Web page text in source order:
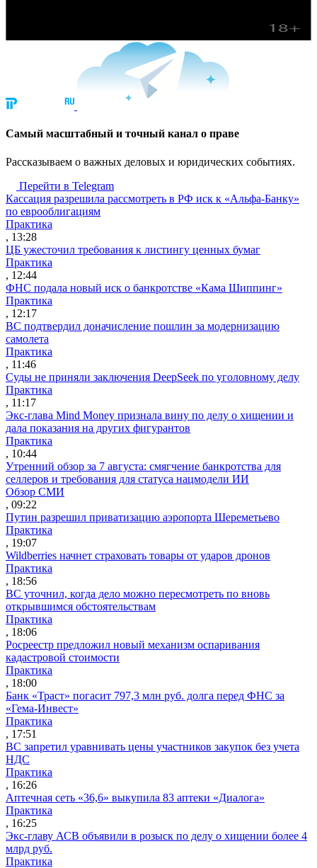
Cамый масштабный и точный канал о праве
Рассказываем о важных деловых и юридических событиях.
Перейти в Telegram
Кассация разрешила рассмотреть в РФ иск к «Альфа-Банку»
по еврооблигациям
Практика
, 13:28
ЦБ ужесточил требования к листингу ценных бумаг
Практика
, 12:44
ФНС подала новый иск о банкротстве «Кама Шиппинг»
Практика
, 12:17
ВС подтвердил доначисление пошлин за модернизацию
самолета
Практика
, 11:46
Суды не приняли заключения DeepSeek по уголовному делу
Практика
, 11:17
Экс-глава Mind Money признала вину по делу о хищении и
дала показания на других фигурантов
Практика
, 10:44
Утренний обзор за 7 августа: смягчение банкротства для
селлеров и требования для статуса нацмодели ИИ
Обзор СМИ
, 09:22
Путин разрешил приватизацию аэропорта Шереметьево
Практика
, 19:07
Wildberries начнет страховать товары от ударов дронов
Практика
, 18:56
ВС уточнил, когда дело можно пересмотреть по вновь
открывшимся обстоятельствам
Практика
, 18:06
Росреестр предложил новый механизм оспаривания
кадастровой стоимости
Практика
, 18:00
Банк «Траст» погасит 797,3 млн руб. долга перед ФНС за
«Гема-Инвест»
Практика
, 17:51
ВС запретил уравнивать цены участников закупок без учета
НДС
Практика
, 16:26
Аптечная сеть «36,6» выкупила 83 аптеки «Диалога»
Практика
, 16:25
Экс-главу АСВ объявили в розыск по делу о хищении более 4
млрд руб.
Практика